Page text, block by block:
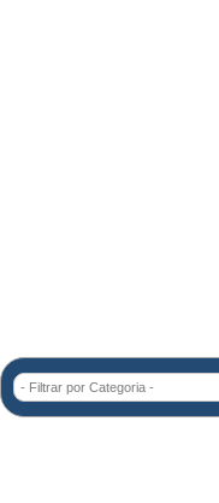
- Filtrar por Categoria -